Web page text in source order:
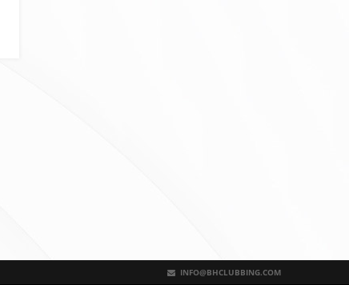
INFO@BHCLUBBING.COM